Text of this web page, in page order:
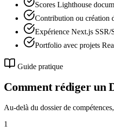
Scores Lighthouse
Contribution ou création
Expérience Next.js SSR/
Portfolio avec projets
Guide pratique
Comment rédiger un
Au-delà du dossier de
1